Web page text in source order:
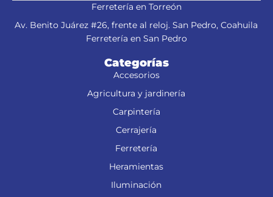
Ferretería en Torreón
Av. Benito Juárez #26, frente al reloj. San Pedro, Coahuila
Ferretería en San Pedro
Categorías
Accesorios
Agricultura y jardinería
Carpintería
Cerrajería
Ferretería
Heramientas
Iluminación